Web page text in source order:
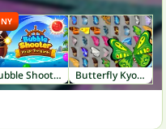
Bubble Shooter: Pirate Treasures
NY
Butterfly Kyodai